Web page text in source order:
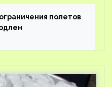
полетов